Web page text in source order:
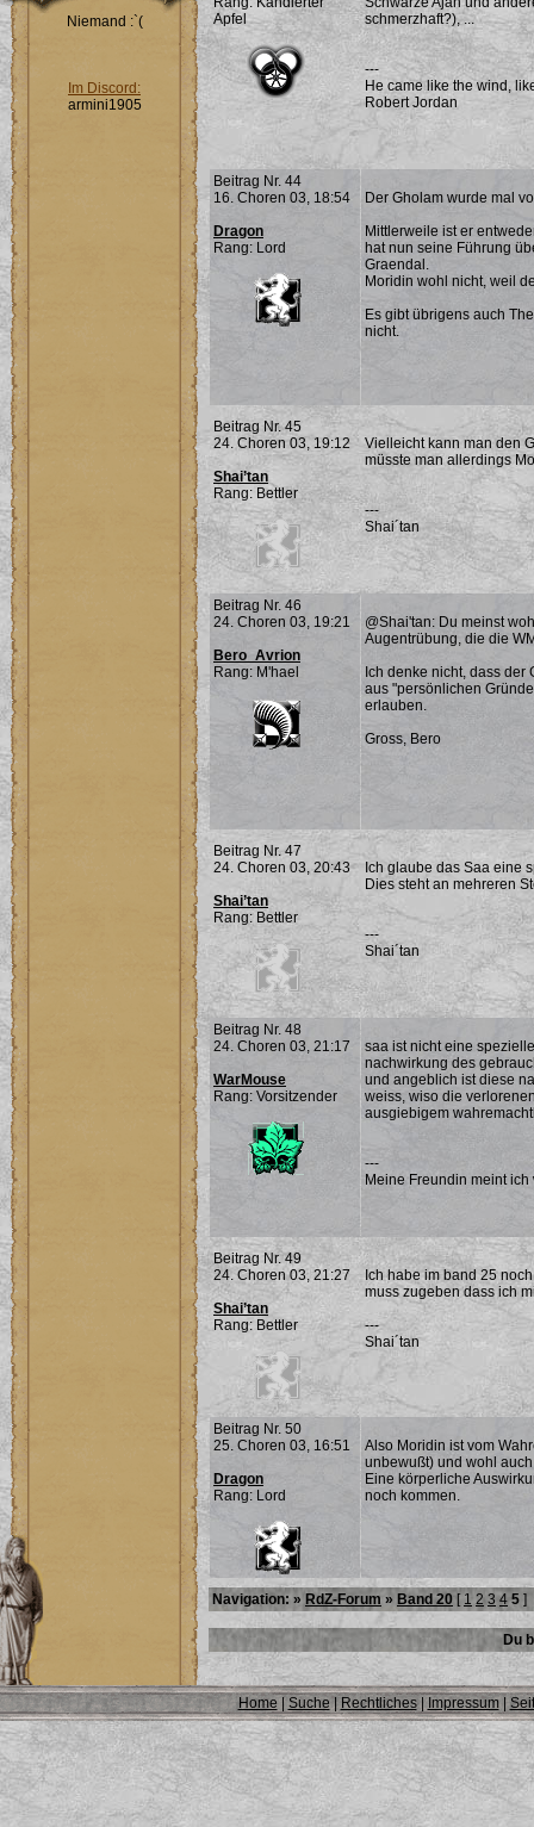
Niemand :`(
Im Discord:
armini1905
Apfel
schmerzhaft?), ...
---
He came like the wind,
Robert Jordan
Beitrag Nr. 44
16. Choren 03, 18:54
Dragon
Rang: Lord
Der Gholam wurde mal
Mittlerweile ist er
hat nun seine Führung
Graendal.
Moridin wohl nicht, weil
Es gibt übrigens auch
nicht.
Beitrag Nr. 45
24. Choren 03, 19:12
Shai’tan
Rang: Bettler
Vielleicht kann man den
müsste man allerdings
---
Shai´tan
Beitrag Nr. 46
24. Choren 03, 19:21
Bero_Avrion
Rang: M'hael
@Shai'tan: Du meinst
Augentrübung, die die
Ich denke nicht, dass
aus "persönlichen
erlauben.
Gross, Bero
Beitrag Nr. 47
24. Choren 03, 20:43
Shai’tan
Rang: Bettler
Ich glaube das Saa eine
Dies steht an mehreren
---
Shai´tan
Beitrag Nr. 48
24. Choren 03, 21:17
WarMouse
Rang: Vorsitzender
saa ist nicht eine
nachwirkung des
und angeblich ist diese
weiss, wiso die
ausgiebigem
---
Meine Freundin meint
Beitrag Nr. 49
24. Choren 03, 21:27
Shai’tan
Rang: Bettler
Ich habe im band 25
muss zugeben dass ich
---
Shai´tan
Beitrag Nr. 50
25. Choren 03, 16:51
Dragon
Rang: Lord
Also Moridin ist vom
unbewußt) und wohl
Eine körperliche
noch kommen.
Navigation: » RdZ-Forum » Band 20 [ 1 2 3 4 5 ]
Du
Home| Suche | Rechtliches| Impressum|